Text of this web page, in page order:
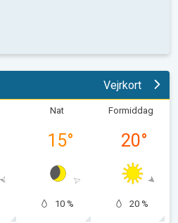
Vejrkort
Nat
15°
10 %
Formiddag
20°
20 %